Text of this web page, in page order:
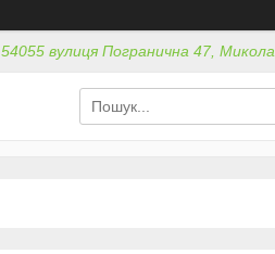
54055 вулиця Погранична 47,